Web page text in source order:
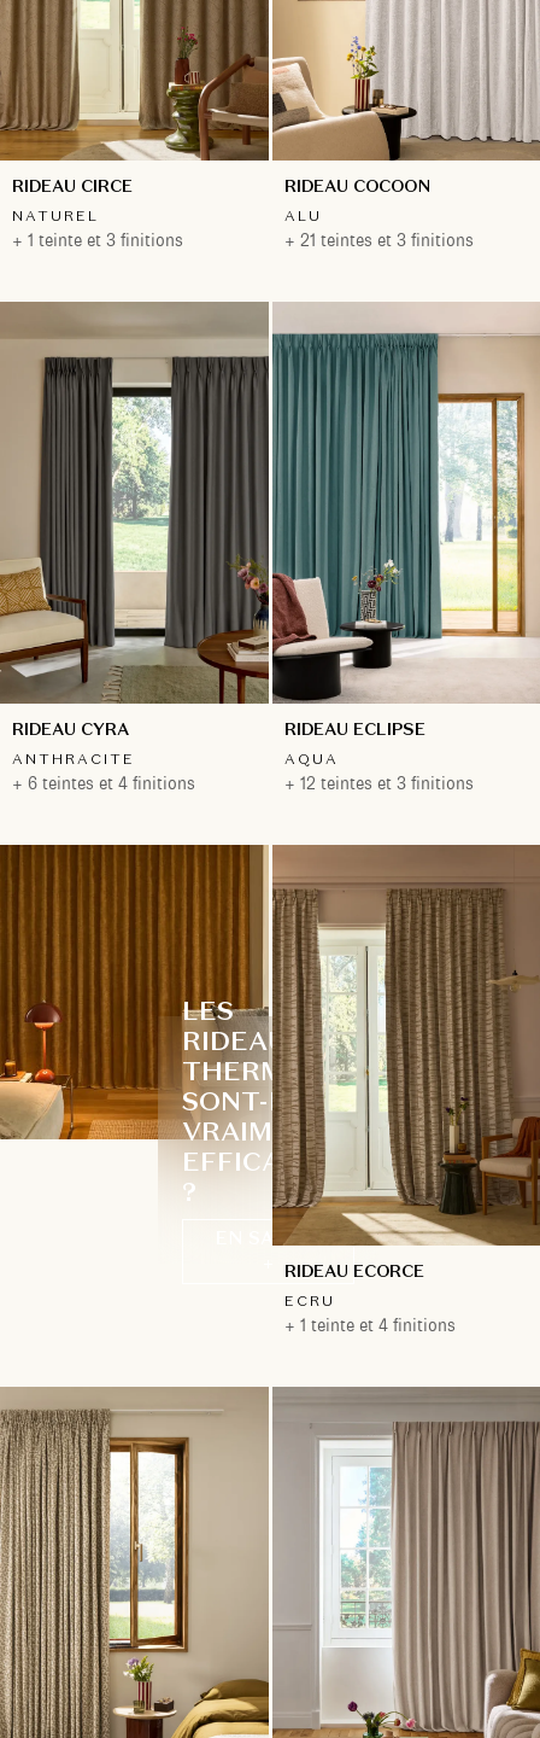
RIDEAU CIRCE
NATUREL
+ 1 teinte et 3 finitions
RIDEAU COCOON
ALU
+ 21 teintes et 3 finitions
RIDEAU CYRA
ANTHRACITE
+ 6 teintes et 4 finitions
RIDEAU ECLIPSE
AQUA
+ 12 teintes et 3 finitions
LES
RIDEAUX
THERMIQUES
SONT-ILS
VRAIMENT
EFFICACES
?
EN SAVOIR
RIDEAU ECORCE
ECRU
+ 1 teinte et 4 finitions